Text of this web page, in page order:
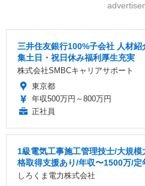
三井住友銀行100%子会社 人材
集土日・祝日休み福利厚生充実
株式会社SMBCキャリアサポート
東京都
年収500万円～800万円
正社員
1級電気工事施工管理技士/大規
格取得支援あり/年収〜1500万/定
しろくま電力株式会社